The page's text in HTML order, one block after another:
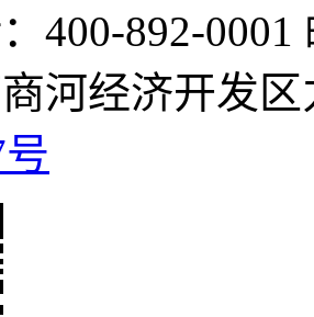
400-892-0001
河经济开发